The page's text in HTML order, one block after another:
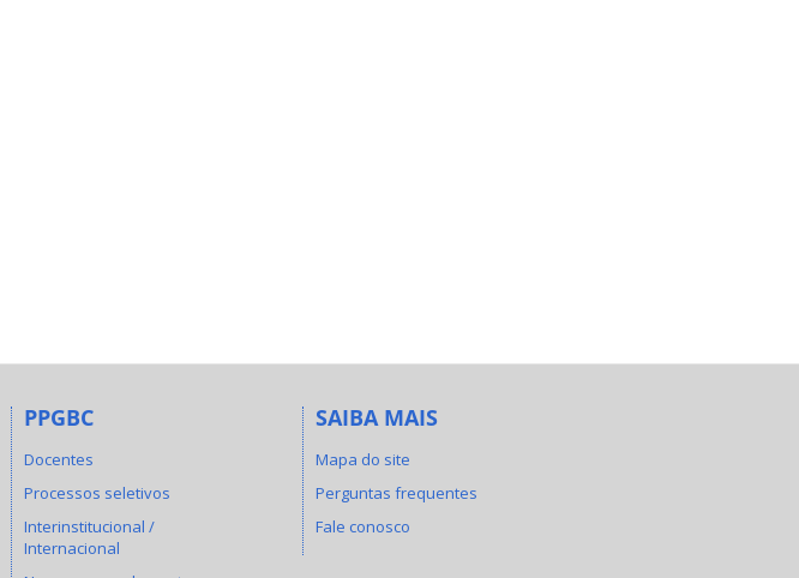
PPGBC
Docentes
Processos seletivos
Interinstitucional /
Internacional
SAIBA MAIS
Mapa do site
Perguntas frequentes
Fale conosco